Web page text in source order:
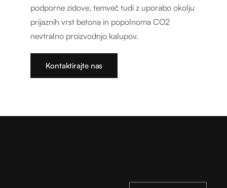
podporne zidove, temveč tudi z uporabo okolju
prijaznih vrst betona in popolnoma CO2
nevtralno proizvodnjo kalupov.
Kontaktirajte nas